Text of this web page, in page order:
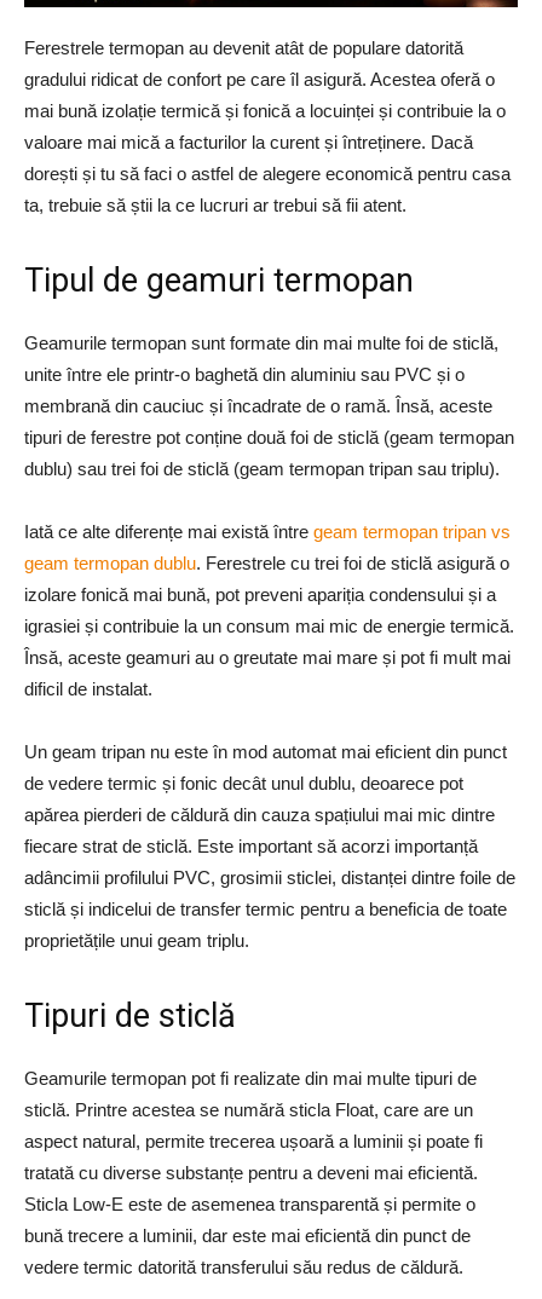
Ferestrele termopan au devenit atât de populare datorită
gradului ridicat de confort pe care îl asigură. Acestea oferă o
mai bună izolație termică și fonică a locuinței și contribuie la o
valoare mai mică a facturilor la curent și întreținere. Dacă
dorești și tu să faci o astfel de alegere economică pentru casa
ta, trebuie să știi la ce lucruri ar trebui să fii atent.
Tipul de geamuri termopan
Geamurile termopan sunt formate din mai multe foi de sticlă,
unite între ele printr-o baghetă din aluminiu sau PVC și o
membrană din cauciuc și încadrate de o ramă. Însă, aceste
tipuri de ferestre pot conține două foi de sticlă (geam termopan
dublu) sau trei foi de sticlă (geam termopan tripan sau triplu).
Iată ce alte diferențe mai există între geam termopan tripan vs
geam termopan dublu. Ferestrele cu trei foi de sticlă asigură o
izolare fonică mai bună, pot preveni apariția condensului și a
igrasiei și contribuie la un consum mai mic de energie termică.
Însă, aceste geamuri au o greutate mai mare și pot fi mult mai
dificil de instalat.
Un geam tripan nu este în mod automat mai eficient din punct
de vedere termic și fonic decât unul dublu, deoarece pot
apărea pierderi de căldură din cauza spațiului mai mic dintre
fiecare strat de sticlă. Este important să acorzi importanță
adâncimii profilului PVC, grosimii sticlei, distanței dintre foile de
sticlă și indicelui de transfer termic pentru a beneficia de toate
proprietățile unui geam triplu.
Tipuri de sticlă
Geamurile termopan pot fi realizate din mai multe tipuri de
sticlă. Printre acestea se numără sticla Float, care are un
aspect natural, permite trecerea ușoară a luminii și poate fi
tratată cu diverse substanțe pentru a deveni mai eficientă.
Sticla Low-E este de asemenea transparentă și permite o
bună trecere a luminii, dar este mai eficientă din punct de
vedere termic datorită transferului său redus de căldură.